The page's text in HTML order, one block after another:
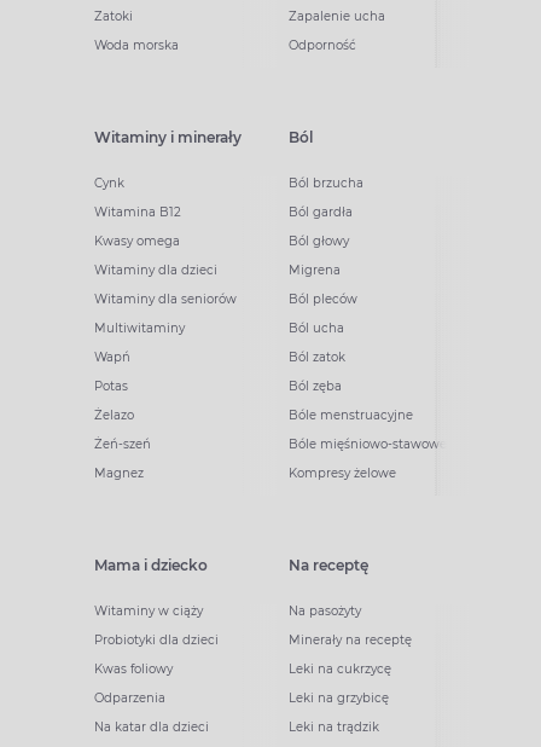
Zatoki
Woda morska
Zapalenie ucha
Odporność
Witaminy i minerały
Cynk
Witamina B12
Kwasy omega
Witaminy dla dzieci
Witaminy dla seniorów
Multiwitaminy
Wapń
Potas
Żelazo
Żeń-szeń
Magnez
Ból
Ból brzucha
Ból gardła
Ból głowy
Migrena
Ból pleców
Ból ucha
Ból zatok
Ból zęba
Bóle menstruacyjne
Bóle mięśniowo-stawowe
Kompresy żelowe
Mama i dziecko
Witaminy w ciąży
Probiotyki dla dzieci
Kwas foliowy
Odparzenia
Na katar dla dzieci
Na receptę
Na pasożyty
Minerały na receptę
Leki na cukrzycę
Leki na grzybicę
Leki na trądzik